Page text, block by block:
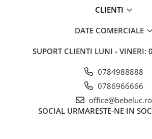
Agenda copii
Ghiozdan fete
CLIENTI
DATE COMERCIALE
SUPORT CLIENTI LUNI - VINERI:
0784988888
0786966666
office@bebeluc.ro
SOCIAL URMARESTE-NE IN